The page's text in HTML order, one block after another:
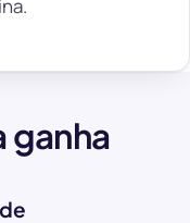
ganha